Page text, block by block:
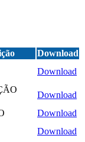
Download
Download
Download
Download
Download